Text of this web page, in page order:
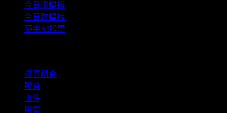
今日漲幅榜
今日跌幅榜
頂尖AI股票
投資組合
股息
事件
股票